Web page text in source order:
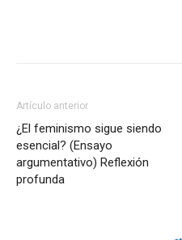
Artículo anterior
¿El feminismo sigue siendo
esencial? (Ensayo
argumentativo) Reflexión
profunda